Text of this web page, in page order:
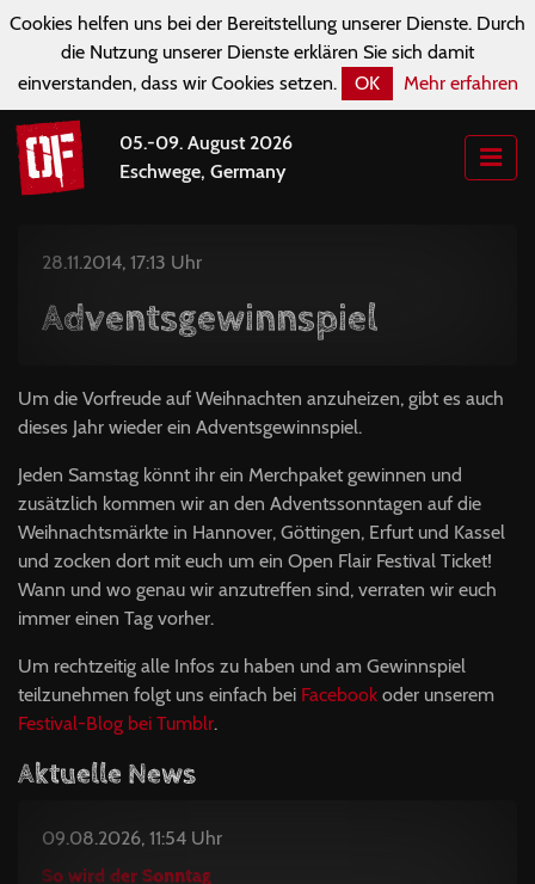
Cookies helfen uns bei der Bereitstellung unserer Dienste. Durch
die Nutzung unserer Dienste erklären Sie sich damit
einverstanden, dass wir Cookies setzen.
OK Mehr erfahren
05.-09. August 2026
Eschwege, Germany
28.11.2014, 17:13 Uhr
Adventsgewinnspiel
Um die Vorfreude auf Weihnachten anzuheizen, gibt es auch
dieses Jahr wieder ein Adventsgewinnspiel.
Jeden Samstag könnt ihr ein Merchpaket gewinnen und
zusätzlich kommen wir an den Adventssonntagen auf die
Weihnachtsmärkte in Hannover, Göttingen, Erfurt und Kassel
und zocken dort mit euch um ein Open Flair Festival Ticket!
Wann und wo genau wir anzutreffen sind, verraten wir euch
immer einen Tag vorher.
Um rechtzeitig alle Infos zu haben und am Gewinnspiel
teilzunehmen folgt uns einfach bei Facebook oder unserem
Festival-Blog bei Tumblr.
Aktuelle News
09.08.2026, 11:54 Uhr
So wird der Sonntag